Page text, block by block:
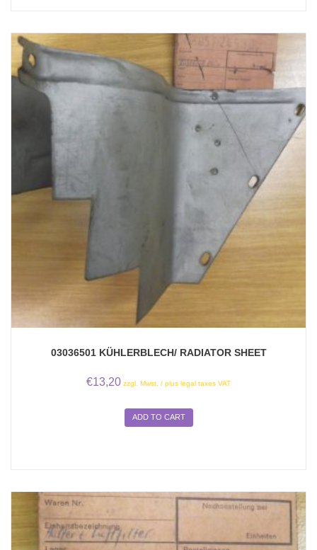
03036501 KÜHLERBLECH/ RADIATOR SHEET
€13,20 zzgl. Mwst. / plus legal taxes VAT
ADD TO CART